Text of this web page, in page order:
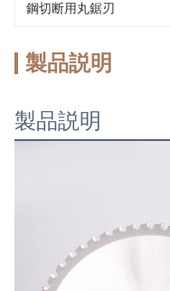
鋼切断用丸鋸刃
製品説明
製品説明